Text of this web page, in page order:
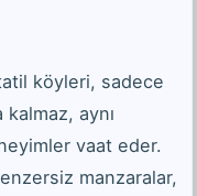
köyleri, sadece
aynı
vaat eder.
manzaralar,